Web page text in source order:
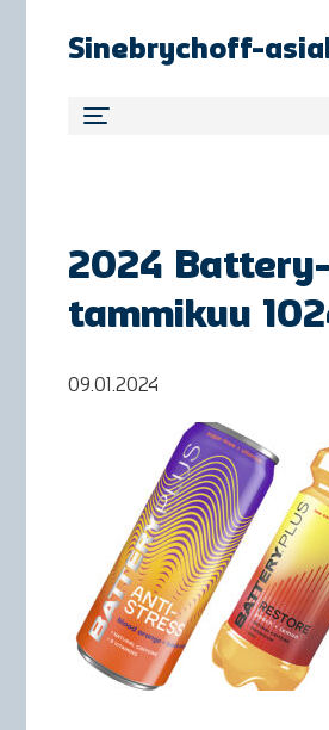
Sinebrychoff-
2024 Battery-
tammikuu
09.01.2024